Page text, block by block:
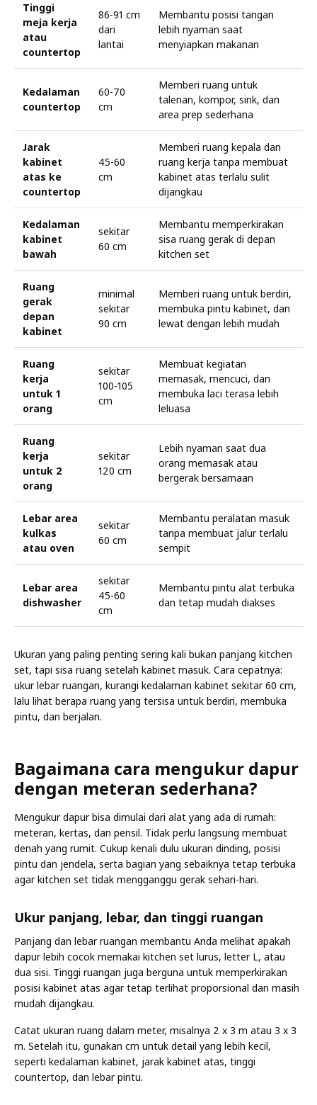
Tinggi
meja kerja
atau
countertop
86-91 cm
dari
lantai
Membantu posisi tangan
lebih nyaman saat
menyiapkan makanan
Kedalaman
countertop
60-70
cm
Memberi ruang untuk
talenan, kompor, sink, dan
area prep sederhana
Jarak
kabinet
atas ke
countertop
45-60
cm
Memberi ruang kepala dan
ruang kerja tanpa membuat
kabinet atas terlalu sulit
dijangkau
Kedalaman
kabinet
bawah
sekitar
60 cm
Membantu memperkirakan
sisa ruang gerak di depan
kitchen set
Ruang
gerak
depan
kabinet
minimal
sekitar
90 cm
Memberi ruang untuk berdiri,
membuka pintu kabinet, dan
lewat dengan lebih mudah
Ruang
kerja
untuk 1
orang
sekitar
100-105
cm
Membuat kegiatan
memasak, mencuci, dan
membuka laci terasa lebih
leluasa
Ruang
kerja
untuk 2
orang
sekitar
120 cm
Lebih nyaman saat dua
orang memasak atau
bergerak bersamaan
Lebar area
kulkas
atau oven
sekitar
60 cm
Membantu peralatan masuk
tanpa membuat jalur terlalu
sempit
Lebar area
dishwasher
sekitar
45-60
cm
Membantu pintu alat terbuka
dan tetap mudah diakses
Ukuran yang paling penting sering kali bukan panjang kitchen
set, tapi sisa ruang setelah kabinet masuk. Cara cepatnya:
ukur lebar ruangan, kurangi kedalaman kabinet sekitar 60 cm,
lalu lihat berapa ruang yang tersisa untuk berdiri, membuka
pintu, dan berjalan.
Bagaimana cara mengukur dapur
dengan meteran sederhana?
Mengukur dapur bisa dimulai dari alat yang ada di rumah:
meteran, kertas, dan pensil. Tidak perlu langsung membuat
denah yang rumit. Cukup kenali dulu ukuran dinding, posisi
pintu dan jendela, serta bagian yang sebaiknya tetap terbuka
agar kitchen set tidak mengganggu gerak sehari-hari.
Ukur panjang, lebar, dan tinggi ruangan
Panjang dan lebar ruangan membantu Anda melihat apakah
dapur lebih cocok memakai kitchen set lurus, letter L, atau
dua sisi. Tinggi ruangan juga berguna untuk memperkirakan
posisi kabinet atas agar tetap terlihat proporsional dan masih
mudah dijangkau.
Catat ukuran ruang dalam meter, misalnya 2 x 3 m atau 3 x 3
m. Setelah itu, gunakan cm untuk detail yang lebih kecil,
seperti kedalaman kabinet, jarak kabinet atas, tinggi
countertop, dan lebar pintu.